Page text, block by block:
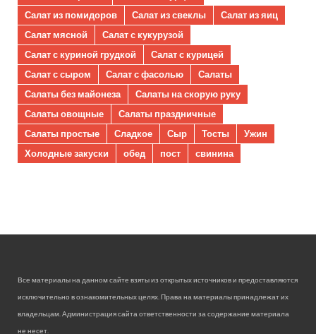
Салат из помидоров
Салат из свеклы
Салат из яиц
Салат мясной
Салат с кукурузой
Салат с куриной грудкой
Салат с курицей
Салат с сыром
Салат с фасолью
Салаты
Салаты без майонеза
Салаты на скорую руку
Салаты овощные
Салаты праздничные
Салаты простые
Сладкое Сыр Тосты
Ужин
Холодные закуски
обед пост свинина
Все материалы на данном сайте взяты из открытых источников и предоставляются
исключительно в ознакомительных целях. Права на материалы принадлежат их
владельцам. Администрация сайта ответственности за содержание материала
не несет.